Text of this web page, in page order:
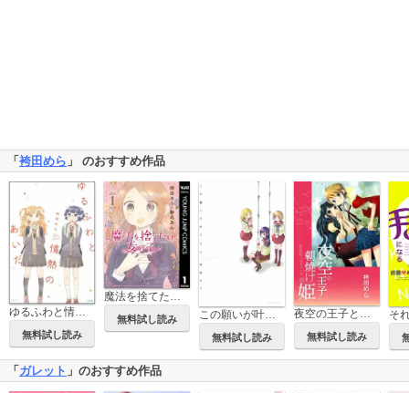
「 袴田めら 」 のおすすめ作品
ゆるふわと情熱のあいだ
無料試し読み
魔法を捨てたい女の子
無料試し読み この願いが叶うなら
無料試し読み 無料試し読み
そ
「 ガレット 」のおすすめ作品